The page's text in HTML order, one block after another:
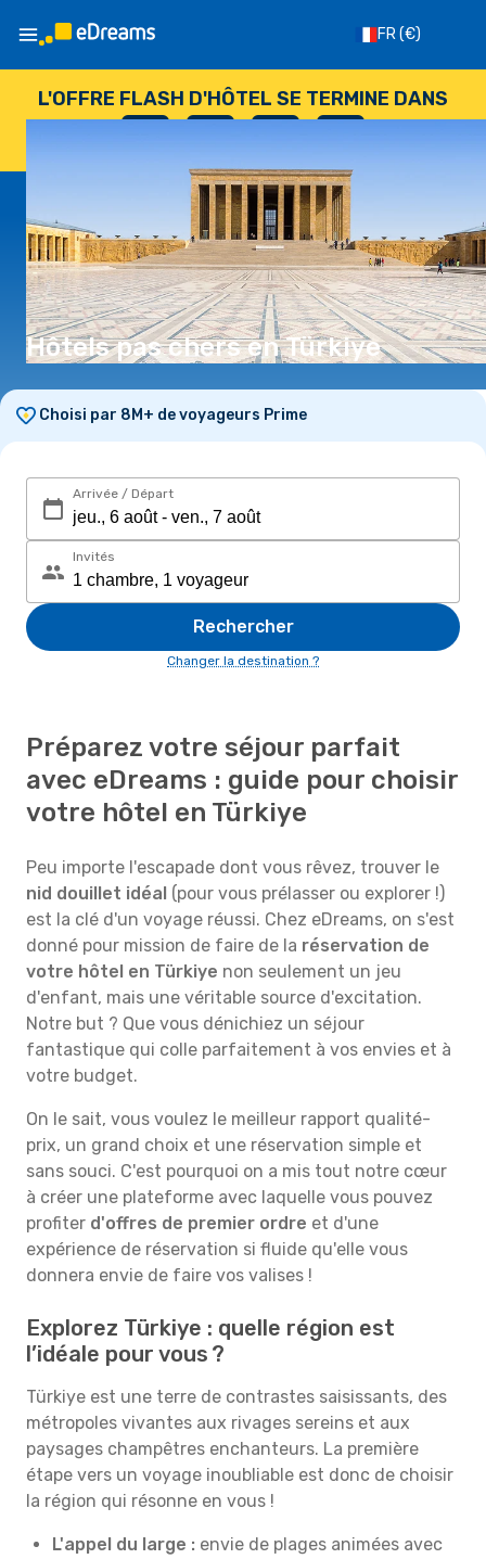
FR(€)
L'OFFRE FLASH D'HÔTEL SE TERMINE DANS
Hôtels pas chers en Türkiye
Choisi par 8M+ de voyageurs Prime
Arrivée / Départ
Invités
Rechercher
Changer la destination ?
Préparez votre séjour parfait
avec eDreams : guide pour choisir
votre hôtel en Türkiye
Peu importe l'escapade dont vous rêvez, trouver le
nid douillet idéal (pour vous prélasser ou explorer !)
est la clé d'un voyage réussi. Chez eDreams, on s'est
donné pour mission de faire de la réservation de
votre hôtel en Türkiye non seulement un jeu
d'enfant, mais une véritable source d'excitation.
Notre but ? Que vous dénichiez un séjour
fantastique qui colle parfaitement à vos envies et à
votre budget.
On le sait, vous voulez le meilleur rapport qualité-
prix, un grand choix et une réservation simple et
sans souci. C'est pourquoi on a mis tout notre cœur
à créer une plateforme avec laquelle vous pouvez
profiter d'offres de premier ordre et d'une
expérience de réservation si fluide qu'elle vous
donnera envie de faire vos valises !
Explorez Türkiye : quelle région est
l’idéale pour vous ?
Türkiye est une terre de contrastes saisissants, des
métropoles vivantes aux rivages sereins et aux
paysages champêtres enchanteurs. La première
étape vers un voyage inoubliable est donc de choisir
la région qui résonne en vous !
L'appel du large : envie de plages animées avec